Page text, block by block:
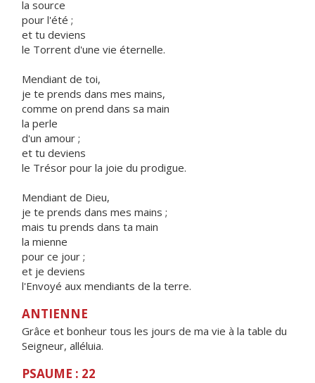
la source
pour l'été ;
et tu deviens
le Torrent d'une vie éternelle.
Mendiant de toi,
je te prends dans mes mains,
comme on prend dans sa main
la perle
d'un amour ;
et tu deviens
le Trésor pour la joie du prodigue.
Mendiant de Dieu,
je te prends dans mes mains ;
mais tu prends dans ta main
la mienne
pour ce jour ;
et je deviens
l'Envoyé aux mendiants de la terre.
ANTIENNE
Grâce et bonheur tous les jours de ma vie à la table du
Seigneur, alléluia.
PSAUME : 22